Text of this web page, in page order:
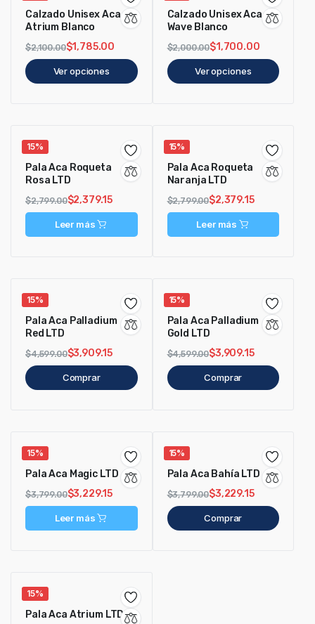
Calzado Unisex Aca
Atrium Blanco
$2,100.00$1,785.00
Ver opciones
Calzado Unisex Aca
Wave Blanco
$2,000.00$1,700.00
Ver opciones
15%
Pala Aca Roqueta
Rosa LTD
$2,799.00$2,379.15
Leer más
15%
Pala Aca Roqueta
Naranja LTD
$2,799.00$2,379.15
Leer más
15%
Pala Aca Palladium
Red LTD
$4,599.00$3,909.15
Comprar
15%
Pala Aca Palladium
Gold LTD
$4,599.00$3,909.15
Comprar
15%
Pala Aca Magic LTD
$3,799.00$3,229.15
Leer más
15%
Pala Aca Bahía LTD
$3,799.00$3,229.15
Comprar
15%
Pala Aca Atrium LTD